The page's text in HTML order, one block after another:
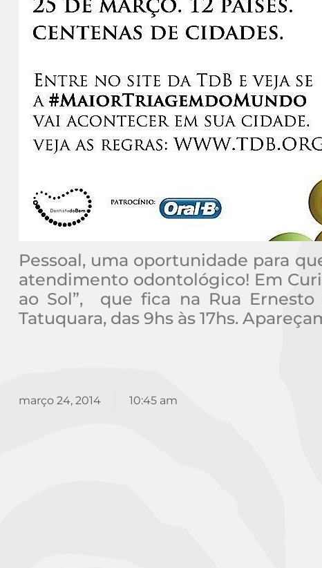
Pessoal, uma oportunidade para
atendimento odontológico! Em
ao Sol”, que fica na Rua Ernesto
Tatuquara, das 9hs às 17hs.
março 24, 2014 10:45 am